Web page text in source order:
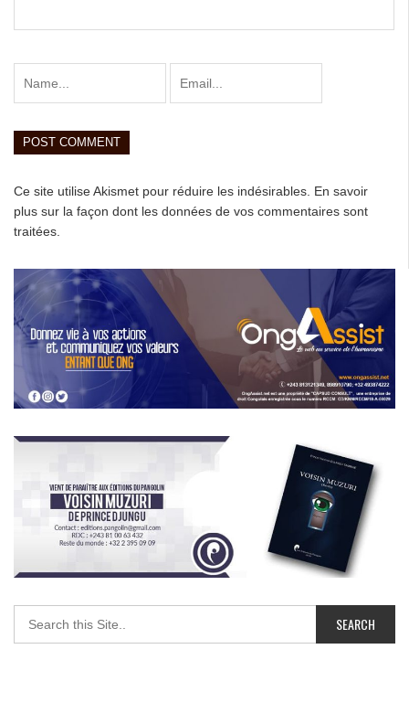
Ce site utilise Akismet pour réduire les indésirables. En savoir
plus sur la façon dont les données de vos commentaires sont
traitées